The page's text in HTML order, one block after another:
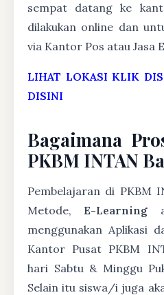
sempat datang ke
dilakukan online dan
via Kantor Pos atau Jasa
LIHAT LOKASI KLIK
DISINI
Bagaimana
PKBM INTAN
Pembelajaran di PKBM
Metode,E-Learning
menggunakan Aplikasi
Kantor Pusat PKBM
hari Sabtu & Minggu
Selain itu siswa/i juga